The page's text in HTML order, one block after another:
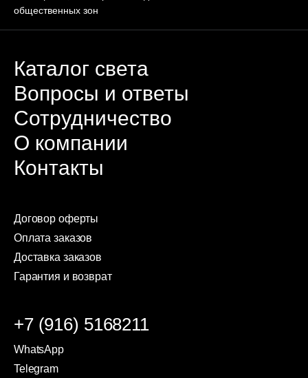
общественных зон
Каталог света
Вопросы и ответы
Сотрудничество
О компании
Контакты
Договор оферты
Оплата заказов
Доставка заказов
Гарантия и возврат
+7 (916) 5168211
WhatsApp
Telegram